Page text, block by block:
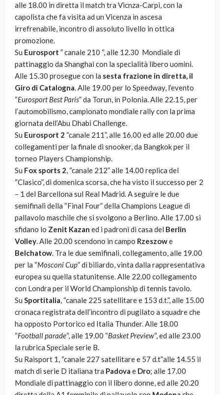
alle 18.00 in diretta il match tra Vicnza-Carpi, con la
capolista che fa visita ad un Vicenza in ascesa
irrefrenabile, incontro di assoluto livello in ottica
promozione.
Su Eurosport ” canale 210 “, alle 12.30 Mondiale di
pattinaggio da Shanghai con la specialità libero uomini.
Alle 15.30 prosegue con la sesta frazione in diretta, il
Giro di Catalogna. Alle 19.00 per lo Speedway, l’evento
“Eurosport Best Paris” da Torun, in Polonia. Alle 22.15, per
l’automobilismo, campionato mondiale rally con la prima
giornata dell’Abu Dhabi Challenge.
Su Eurosport 2 “canale 211”, alle 16.00 ed alle 20.00 due
collegamenti per la finale di snooker, da Bangkok per il
torneo Players Championship.
Su Fox sports 2, “canale 212” alle 14.00 replica del
“Clasico”, di domenica scorsa, che ha visto il successo per 2
– 1 del Barcellona sul Real Madrid. A seguire le due
semifinali della “Final Four” della Champions League di
pallavolo maschile che si svolgono a Berlino. Alle 17.00 si
sfidano lo Zenit Kazan ed i padroni di casa del Berlin
Volley. Alle 20.00 scendono in campo Rzeszowe
Belchatow. Tra le due semifinali, collegamento, alle 19.00
per la “Mosconi Cup” di biliardo, vinta dalla rappresentativa
europea su quella statunitense. Alle 22.00 collegamento
con Londra per il World Championship di tennis tavolo.
Su Sportitalia, “canale 225 satellitare e 153 d.t.”, alle 15.00
cronaca registrata dell’incontro di pugilato a squadre che
ha opposto Portorico ed Italia Thunder. Alle 18.00
“Football parade“, alle 19.00 “Basket Preview“, ed alle 23.00
la rubrica Speciale serie B.
Su Raisport 1, “canale 227 satellitare e 57 d.t”alle 14.55 il
match di serie D italiana tra Padova e Dro; alle 17.00
Mondiale di pattinaggio con il libero donne, ed alle 20.20